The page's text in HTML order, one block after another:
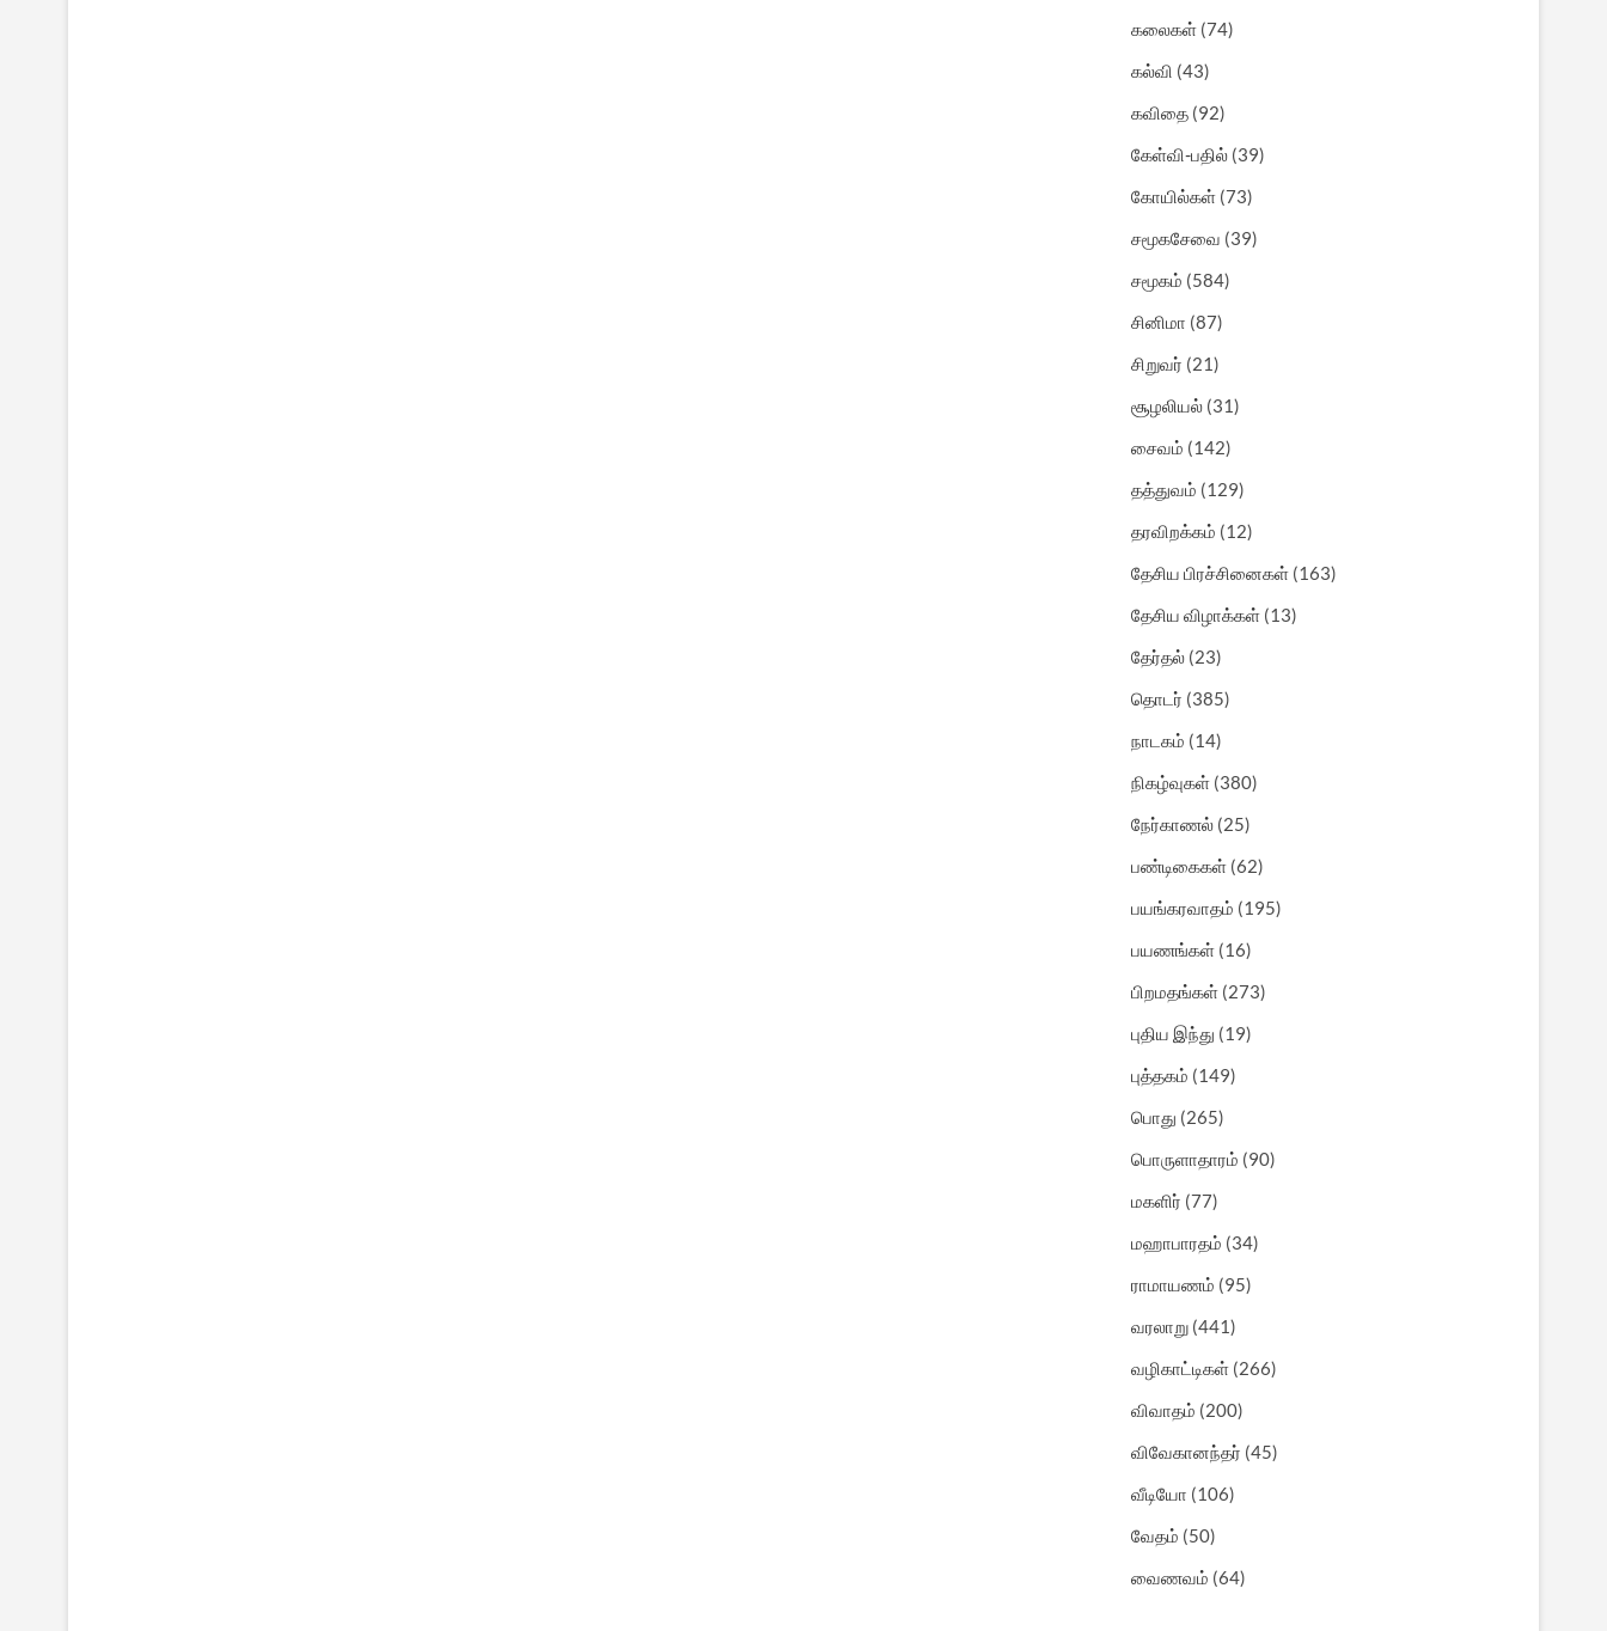
கலைகள் (74)
கல்வி (43)
கவிதை (92)
கேள்வி-பதில் (39)
கோயில்கள் (73)
சமூகசேவை (39)
சமூகம் (584)
சினிமா (87)
சிறுவர் (21)
சூழலியல் (31)
சைவம் (142)
தத்துவம் (129)
தரவிறக்கம் (12)
தேசிய பிரச்சினைகள் (163)
தேசிய விழாக்கள் (13)
தேர்தல் (23)
தொடர் (385)
நாடகம் (14)
நிகழ்வுகள் (380)
நேர்காணல் (25)
பண்டிகைகள் (62)
பயங்கரவாதம் (195)
பயணங்கள் (16)
பிறமதங்கள் (273)
புதிய இந்து (19)
புத்தகம் (149)
பொது (265)
பொருளாதாரம் (90)
மகளிர் (77)
மஹாபாரதம் (34)
ராமாயணம் (95)
வரலாறு (441)
வழிகாட்டிகள் (266)
விவாதம் (200)
விவேகானந்தர் (45)
வீடியோ (106)
வேதம் (50)
வைணவம் (64)